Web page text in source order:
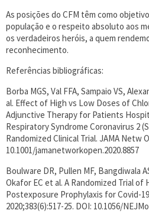
As posições do CFM têm como
população e o respeito absoluto aos
os verdadeiros heróis, a quem
reconhecimento.
Referências bibliográficas:
Borba MGS, Val FFA, Sampaio VS,
al. Effect of High vs Low Doses of
Adjunctive Therapy for Patients
Respiratory Syndrome Coronavirus 2
Randomized Clinical Trial. JAMA Netw
10.1001/jamanetworkopen.2020.8857
Boulware DR, Pullen MF, Bangdiwala
Okafor EC et al. A Randomized Trial of
Postexposure Prophylaxis for Covid-
2020;383(6):517-25. DOI: 10.1056/